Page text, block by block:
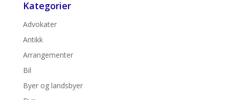
Kategorier
Advokater
Antikk
Arrangementer
Bil
Byer og landsbyer